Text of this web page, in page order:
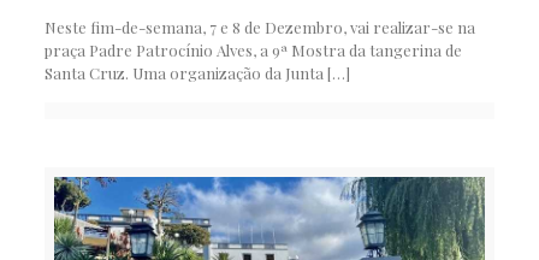
Neste fim-de-semana, 7 e 8 de Dezembro, vai realizar-se na
praça Padre Patrocínio Alves, a 9ª Mostra da tangerina de
Santa Cruz. Uma organização da Junta […]